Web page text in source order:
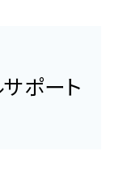
ート